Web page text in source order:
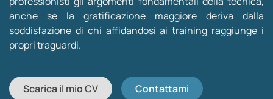
anche se la gratificazione maggiore deriva dalla
soddisfazione di chi affidandosi ai training raggiunge i
propri traguardi.
Scarica il mio CV Contattami